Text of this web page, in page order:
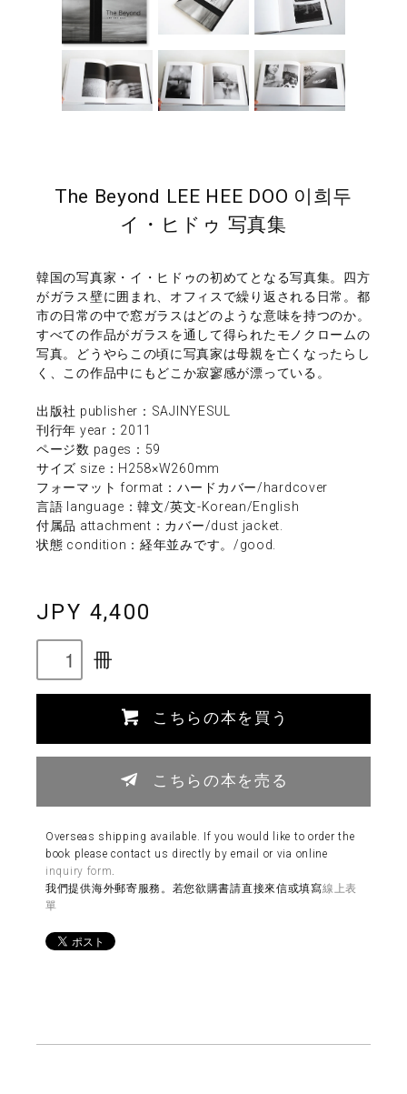
The Beyond LEE HEE DOO 이희두
イ・ヒドゥ 写真集
韓国の写真家・イ・ヒドゥの初めてとなる写真集。四方
がガラス壁に囲まれ、オフィスで繰り返される日常。都
市の日常の中で窓ガラスはどのような意味を持つのか。
すべての作品がガラスを通して得られたモノクロームの
写真。どうやらこの頃に写真家は母親を亡くなったらし
く、この作品中にもどこか寂寥感が漂っている。
出版社 publisher：SAJINYESUL
刊行年 year：2011
ページ数 pages：59
サイズ size：H258×W260mm
フォーマット format：ハードカバー/hardcover
言語 language：韓文/英文-Korean/English
付属品 attachment：カバー/dust jacket.
状態 condition：経年並みです。/good.
JPY 4,400
冊
こちらの本を買う
こちらの本を売る
Overseas shipping available. If you would like to order the
book please contact us directly by email or via online
inquiry form
我們提供海外郵寄服務。若您欲購書請直接來信或填寫線上表
單